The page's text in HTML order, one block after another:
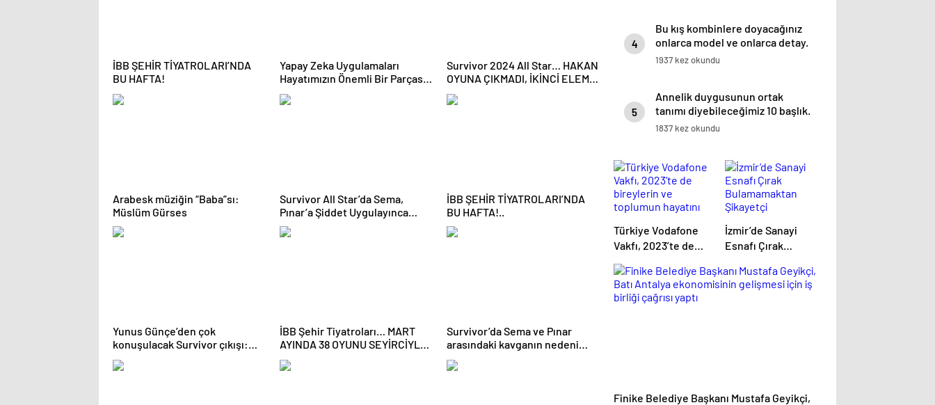
İBB ŞEHİR TİYATROLARI’NDA
BU HAFTA!
Yapay Zeka Uygulamaları
Hayatımızın Önemli Bir Parçası
Haline Geliyor
Survivor 2024 All Star… HAKAN
OYUNA ÇIKMADI, İKİNCİ ELEME
ADAYI KİM OLDU?
Arabesk müziğin “Baba”sı:
Müslüm Gürses
Survivor All Star’da Sema,
Pınar’a Şiddet Uygulayınca
Diskalifiye Edildi
İBB ŞEHİR TİYATROLARI’NDA
BU HAFTA!..
Yunus Günçe’den çok
konuşulacak Survivor çıkışı:
Davet edilmeme rağmen
videolarımdan dolayı beni
İBB Şehir Tiyatroları… MART
AYINDA 38 OYUNU SEYİRCİYLE
BULUŞTURUYOR!
Survivor’da Sema ve Pınar
arasındaki kavganın nedeni
ortaya çıktı
4
Bu kış kombinlere doyacağınız
onlarca model ve onlarca detay.
1937 kez okundu
5
Annelik duygusunun ortak
tanımı diyebileceğimiz 10 başlık.
1837 kez okundu
Türkiye Vodafone
Vakfı, 2023’te de
toplumun hayatını
kolaylaştırmaya
devam etti
İzmir’de Sanayi
Esnafı Çırak
Şikayetçi
Finike Belediye Başkanı Mustafa Geyikçi,